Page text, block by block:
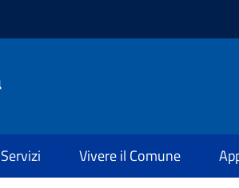
Servizi Vivere il Comune